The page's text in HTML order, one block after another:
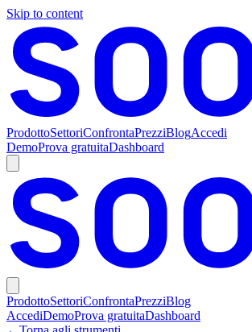
Skip to content
ProdottoSettoriConfrontaPrezziBlogAccedi
DemoProva gratuitaDashboard
ProdottoSettoriConfrontaPrezziBlog
AccediDemoProva gratuitaDashboard